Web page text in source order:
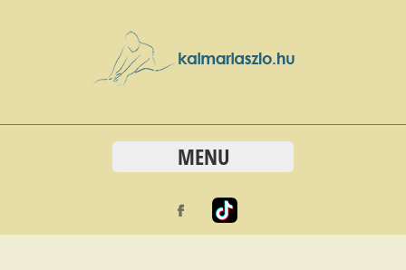
MENU